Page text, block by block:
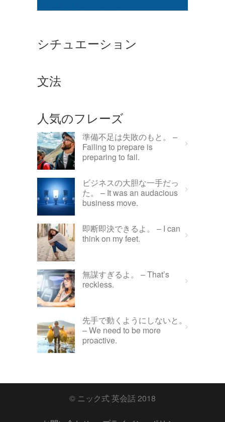
シチュエーション
文法
人気のフレーズ
準備不足は失敗のもと。 –
Failing to prepare is
preparing to fail.
ビジネスの大胆な一手だっ
た。 – It was an audacious
business move.
即断即決できるよ。 – I can
think on my feet.
無謀すぎるよ。 – That’s
reckless.
先手で動くようにしないと。
– We need to be more
proactive.
© ニック式 英会話 2018